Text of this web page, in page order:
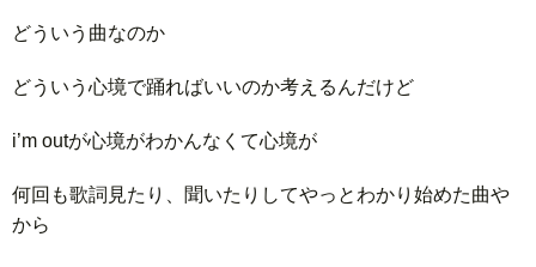
どういう曲なのか
どういう心境で踊ればいいのか考えるんだけど
i’m outが心境がわかんなくて心境が
何回も歌詞見たり、聞いたりしてやっとわかり始めた曲や
から